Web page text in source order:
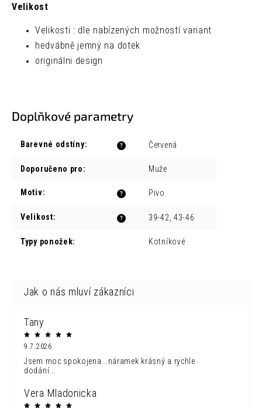
Velikost
Velikosti : dle nabízených možností variant
hedvábně jemný na dotek
originálni design
Doplňkové parametry
?
Barevné odstíny: Červená
Doporučeno pro: Muže
?
Motiv: Pivo
?
Velikost: 39-42, 43-46
Typy ponožek: Kotníkové
Tany
9.7.2026
Jsem moc spokojena...náramek krásný a rychle
dodání...
Vera Mladonicka